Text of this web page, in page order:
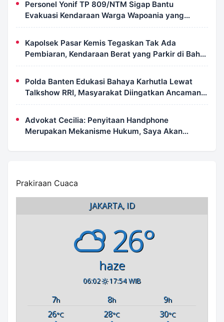
Personel Yonif TP 809/NTM Sigap Bantu
Evakuasi Kendaraan Warga Wapoania yang
Terperosok ke Jurang
Kapolsek Pasar Kemis Tegaskan Tak Ada
Pembiaran, Kendaraan Berat yang Parkir di Bahu
Jalan Langsung Ditertibkan
Polda Banten Edukasi Bahaya Karhutla Lewat
Talkshow RRI, Masyarakat Diingatkan Ancaman
Pidana Pembakaran Lahan
Advokat Cecilia: Penyitaan Handphone
Merupakan Mekanisme Hukum, Saya Akan
Prakiraan Cuaca
JAKARTA, ID
26°
haze
06:02 17:54 WIB
7h 8h 9h
26°C 28°C 30°C